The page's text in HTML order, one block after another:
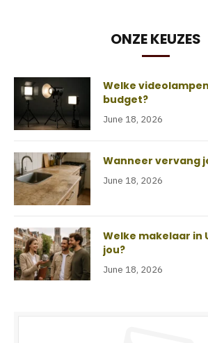
ONZE KEUZES
Welke
budget?
June 18, 2026
Wanneer vervang
June 18, 2026
Welke makelaar in
jou?
June 18, 2026